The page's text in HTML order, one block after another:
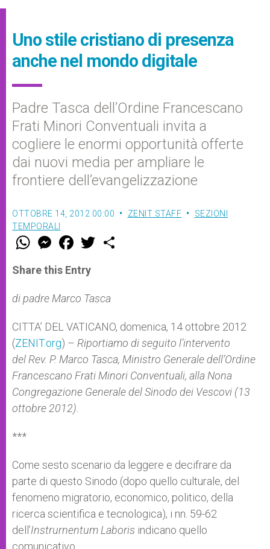
Uno stile cristiano di presenza
anche nel mondo digitale
Padre Tasca dell’Ordine Francescano
Frati Minori Conventuali invita a
cogliere le enormi opportunità offerte
dai nuovi media per ampliare le
frontiere dell’evangelizzazione
OTTOBRE 14, 2012 00:00 ZENIT STAFF
SEZIONI
TEMPORALI
W
t
s
p
p
M
e
s
e
g
e
F
a
e
b
o
k
w
r
Share this Entry
di padre Marco Tasca
CITTA’ DEL VATICANO, domenica, 14 ottobre 2012
(ZENIT.org) – Riportiamo di seguito l’intervento
del Rev. P. Marco Tasca, Ministro Generale dell’Ordine
Francescano Frati Minori Conventuali, alla Nona
Congregazione Generale del Sinodo dei Vescovi (13
ottobre 2012).
***
Come sesto scenario da leggere e decifrare da
parte di questo Sinodo (dopo quello culturale, del
fenomeno migratorio, economico, politico, della
ricerca scientifica e tecnologica), i nn. 59-62
dell’Instrurnentum Laboris indicano quello
comunicativo.